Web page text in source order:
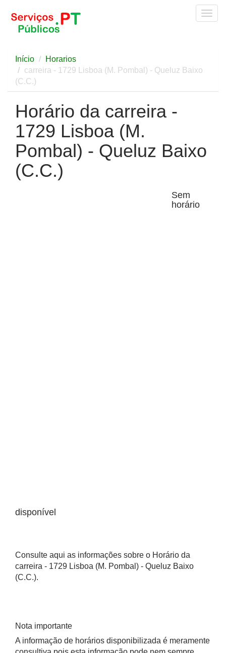
Início
Horarios
carreira - 1729 Lisboa (M. Pombal) - Queluz Baixo
(C.C.)
Horário da carreira -
1729 Lisboa (M.
Pombal) - Queluz Baixo
(C.C.)
Sem
horário
disponível
Consulte aqui as informações sobre o Horário da
carreira - 1729 Lisboa (M. Pombal) - Queluz Baixo
(C.C.).
Nota importante
A informação de horários disponibilizada é meramente